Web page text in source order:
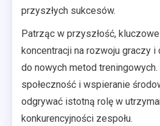
przyszłych sukcesów.
Patrząc w przyszłość,
koncentracji na rozwoju graczy
do nowych metod
społeczność i wspieranie
odgrywać istotną rolę w
konkurencyjności zespołu.